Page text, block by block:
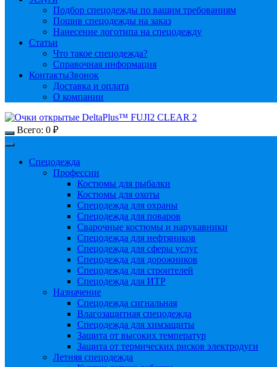
Подбор спецодежды по вашим требованиям
Пошив спецодежды на заказ
Нанесение логотипа на спецодежду
Статьи
Что такое спецодежда?
Справочная информация
КонтактыЗвонок
Доставка и оплата
О компании
Всего: 0 ₽
Спецодежда
Профессии
Костюмы для рыбалки
Костюмы для охоты
Спецодежда для охраны
Спецодежда для поваров
Сварочные костюмы и нарукавники
Спецодежда для нефтяников
Спецодежда для сферы услуг
Спецодежда для дорожников
Спецодежда для строителей
Спецодежда для ИТР
Назначение
Спецодежда сигнальная
Влагозащитная спецодежда
Спецодежда для химзащиты
Защита от высоких температур
Защита от термических рисков электродуги
Летняя спецодежда